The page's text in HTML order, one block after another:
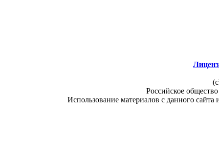
Российское
Использование материалов с данного